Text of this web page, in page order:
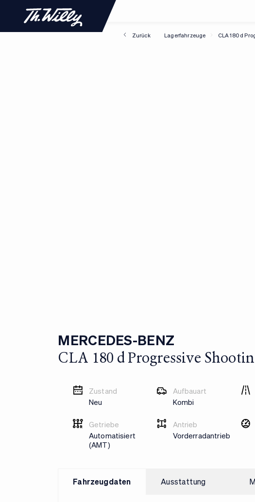
Zurück Lagerfahrzeuge CLA 180 d
MERCEDES-BENZ
CLA 180 d Progressive
Zustand
Neu
Aufbauart
Kombi
Getriebe
Automatisiert
(AMT)
Antrieb
Vorderradantrieb
Fahrzeugdaten Ausstattung